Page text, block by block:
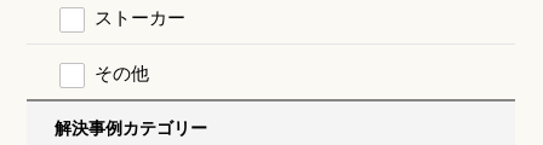
ストーカー
その他
解決事例カテゴリー